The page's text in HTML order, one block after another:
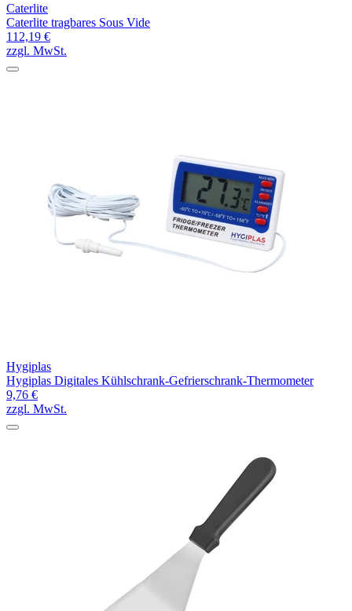
Caterlite
Caterlite tragbares Sous Vide
112,19 €
zzgl. MwSt.
Hygiplas
Hygiplas Digitales Kühlschrank-Gefrierschrank-Thermometer
9,76 €
zzgl. MwSt.